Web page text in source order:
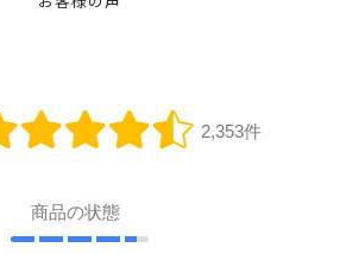
お客様の声
2,353件
商品の状態